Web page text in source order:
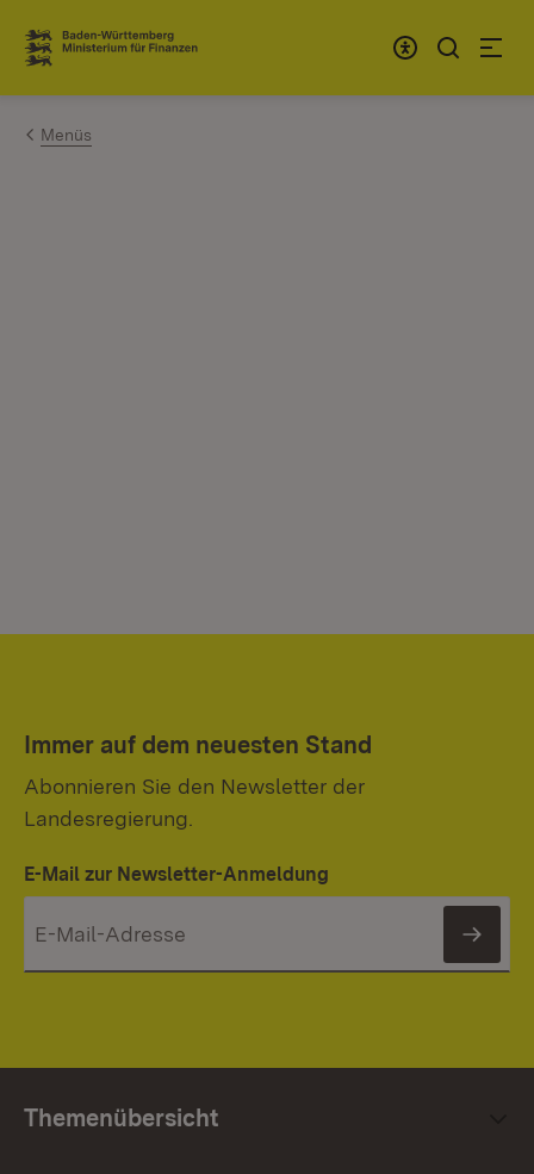
Zum Inhalt springen
Link zur Startseite
Menüs
Immer auf dem neuesten Stand
Abonnieren Sie den Newsletter der
Landesregierung.
E-Mail zur Newsletter-Anmeldung
Themenübersicht